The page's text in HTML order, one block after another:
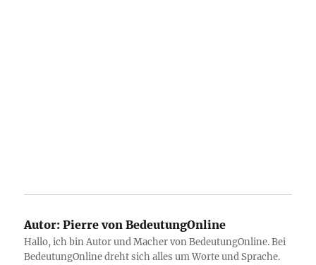
Autor: Pierre von BedeutungOnline
Hallo, ich bin Autor und Macher von BedeutungOnline. Bei
BedeutungOnline dreht sich alles um Worte und Sprache.